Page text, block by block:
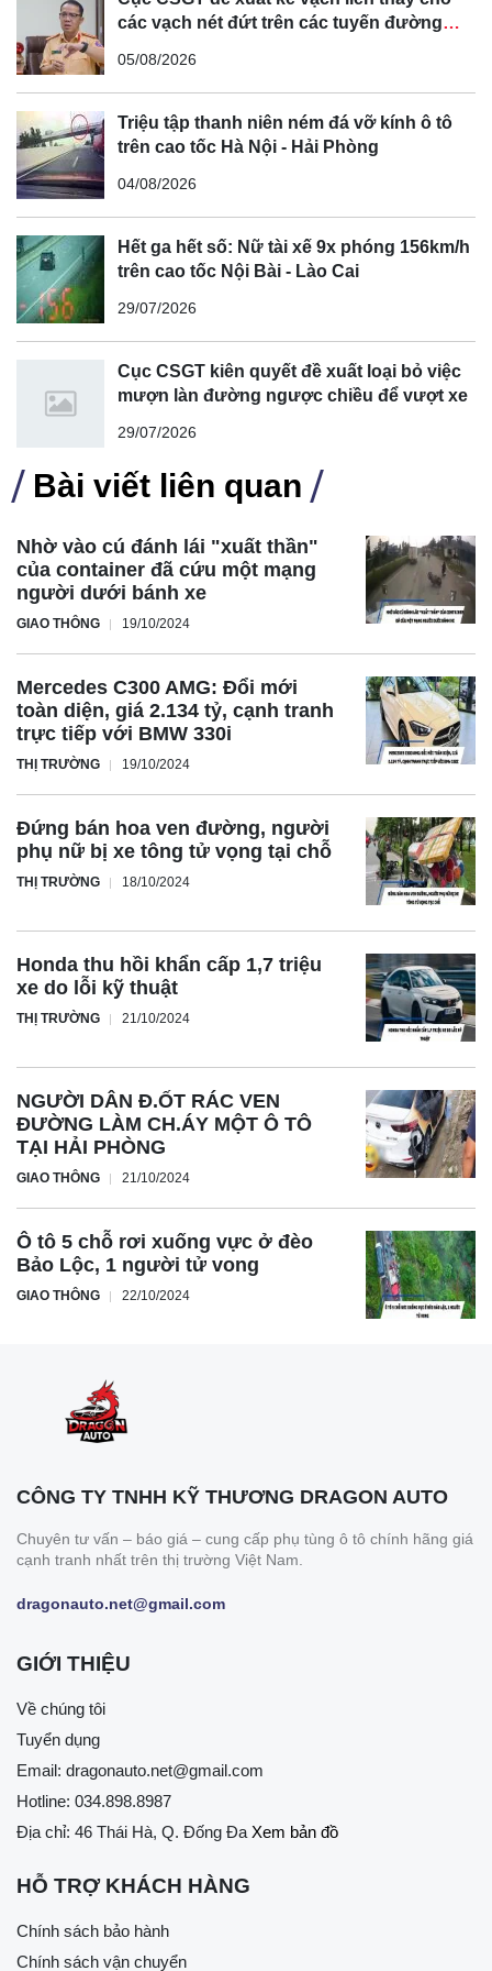
cảnh tương lai mà mọi bề mặt đều có thể biến thành màn
hình hiển thị thông tin sẽ sớm trở thành hiện thực. Không
chỉ mang đến trải nghiệm người dùng hoàn toàn mới, giải
pháp này còn tối ưu hóa không gian nội thất xe khi loại bỏ
sự cần thiết của các màn hình vật lý truyền thống.
các vạch nét đứt trên các tuyến đường
05/08/2026
Triệu tập thanh niên ném đá vỡ kính ô tô
trên cao tốc Hà Nội - Hải Phòng
04/08/2026
Hết ga hết số: Nữ tài xế 9x phóng 156km/h
trên cao tốc Nội Bài - Lào Cai
29/07/2026
Cục CSGT kiên quyết đề xuất loại bỏ việc
mượn làn đường ngược chiều để vượt xe
29/07/2026
Bài viết liên quan
Nhờ vào cú đánh lái "xuất thần"
của container đã cứu một mạng
người dưới bánh xe
GIAO THÔNG 19/10/2024
Mercedes C300 AMG: Đổi mới
toàn diện, giá 2.134 tỷ, cạnh tranh
trực tiếp với BMW 330i
THỊ TRƯỜNG 19/10/2024
Đứng bán hoa ven đường, người
phụ nữ bị xe tông tử vọng tại chỗ
THỊ TRƯỜNG 18/10/2024
Honda thu hồi khẩn cấp 1,7 triệu
xe do lỗi kỹ thuật
THỊ TRƯỜNG 21/10/2024
NGƯỜI DÂN Đ.ỐT RÁC VEN
ĐƯỜNG LÀM CH.ÁY MỘT Ô TÔ
TẠI HẢI PHÒNG
GIAO THÔNG 21/10/2024
Ô tô 5 chỗ rơi xuống vực ở đèo
Bảo Lộc, 1 người tử vong
GIAO THÔNG 22/10/2024
CÔNG TY TNHH KỸ THƯƠNG DRAGON AUTO
Chuyên tư vấn – báo giá – cung cấp phụ tùng ô tô chính hãng giá
cạnh tranh nhất trên thị trường Việt Nam.
dragonauto.net@gmail.com
GIỚI THIỆU
Về chúng tôi
Tuyển dụng
Email: dragonauto.net@gmail.com
Hotline: 034.898.8987
Địa chỉ: 46 Thái Hà, Q. Đống Đa Xem bản đồ
HỖ TRỢ KHÁCH HÀNG
Chính sách bảo hành
Chính sách vận chuyển